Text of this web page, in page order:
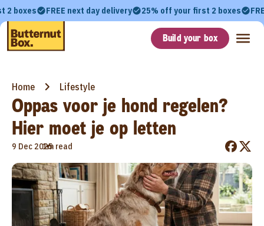
2 boxes FREE next day delivery 25% off your first 2 boxes
Build your box
Home Lifestyle
Oppas voor je hond regelen?
Hier moet je op letten
9 Dec 2025
•
1m read